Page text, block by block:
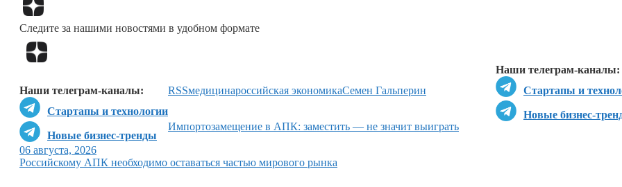
Следите за нашими новостями в удобном формате
Наши телеграм-каналы:
Стартапы и
Новые бизнес-
Наши телеграм-каналы:
Стартапы и технологии
Новые бизнес-тренды
RSSмедицинароссийская экономикаСемен Гальперин
Импортозамещение в АПК: заместить — не значит выиграть
06 августа, 2026
Российскому АПК необходимо оставаться частью мирового рынка